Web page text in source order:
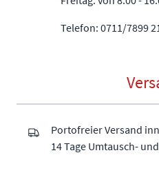
Telefon: 0711/7899
Portofreier Versand
14 Tage Umtausch-